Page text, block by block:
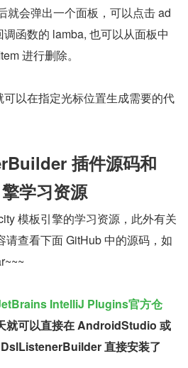
就会弹出一个面板，可以点击 ad
函数的 lamba, 也可以从面板中
进行删除。
可以在指定光标位置生成需要的代
插件源码和
学习资源
模板引擎的学习资源，此外有关
请查看下面 GitHub 中的源码，如
IntelliJ Plugins官方仓
就可以直接在 AndroidStudio 或
直接安装了